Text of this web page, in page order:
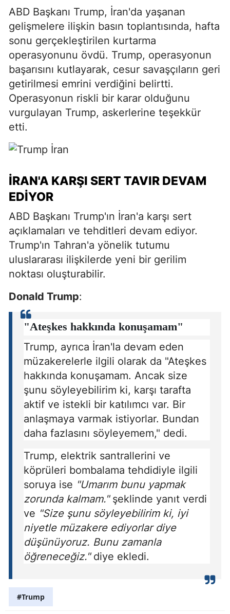
ABD Başkanı Trump, İran'da yaşanan
gelişmelere ilişkin basın toplantısında, hafta
sonu gerçekleştirilen kurtarma
operasyonunu övdü. Trump, operasyonun
başarısını kutlayarak, cesur savaşçıların geri
getirilmesi emrini verdiğini belirtti.
Operasyonun riskli bir karar olduğunu
vurgulayan Trump, askerlerine teşekkür
etti.
İRAN'A KARŞI SERT TAVIR DEVAM
EDIYOR
ABD Başkanı Trump'ın İran'a karşı sert
açıklamaları ve tehditleri devam ediyor.
Trump'ın Tahran'a yönelik tutumu
uluslararası ilişkilerde yeni bir gerilim
noktası oluşturabilir.
Donald Trump:
"Ateşkes hakkında konuşamam"
Trump, ayrıca İran'la devam eden
müzakerelerle ilgili olarak da "Ateşkes
hakkında konuşamam. Ancak size
şunu söyleyebilirim ki, karşı tarafta
aktif ve istekli bir katılımcı var. Bir
anlaşmaya varmak istiyorlar. Bundan
daha fazlasını söyleyemem," dedi.
Trump, elektrik santrallerini ve
köprüleri bombalama tehdidiyle ilgili
soruya ise "Umarım bunu yapmak
zorunda kalmam."şeklinde yanıt verdi
ve "Size şunu söyleyebilirim ki, iyi
niyetle müzakere ediyorlar diye
düşünüyoruz. Bunu zamanla
öğreneceğiz."diye ekledi.
#Trump